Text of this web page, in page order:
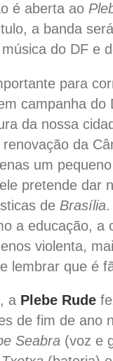
é aberta ao
a banda
do DF e
para
campanha do
da nossa
da
um
pretende dar
de Brasília
a educação, a
violenta,
lembrar que é
a Plebe Rude
de fim de ano
Seabra (voz e